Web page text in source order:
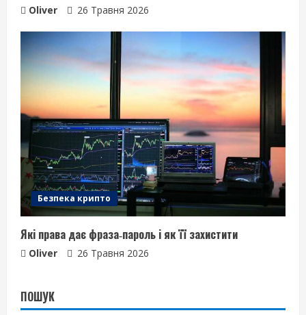
Oliver 26 Травня 2026
Безпека крипто
Які права дає фраза‑пароль і як її захистити
Oliver 26 Травня 2026
ПОШУК